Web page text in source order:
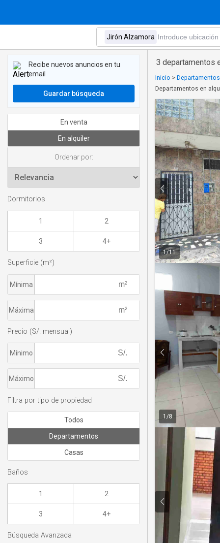
3 departamentos
Inicio >
Departamentos en
1/11
1 /8
Recibe nuevos anuncios en tu
email
Guardar búsqueda
En venta
En alquiler
Ordenar por:
Dormitorios
1 2
3 4+
Superficie (m²)
Mínima
Máxima
Precio (S/. mensual)
Mínimo
Máximo
Filtra por tipo de propiedad
Todos
Departamentos
Casas
Baños
1 2
3 4+
Búsqueda Avanzada